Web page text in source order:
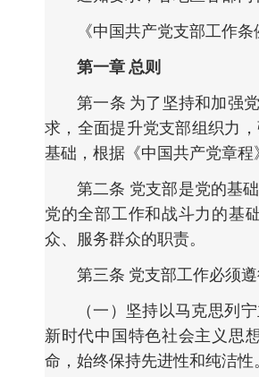
《中国共产党支部工作
第一章 总则
第一条 为了坚持和加强
求，全面提升党支部组织力
基础，根据《中国共产党章
第二条 党支部是党的基
党的全部工作和战斗力的基
众、服务群众的职责。
第三条 党支部工作必须遵
（一）坚持以马克思列
新时代中国特色社会主义思
命，始终保持先进性和纯洁性